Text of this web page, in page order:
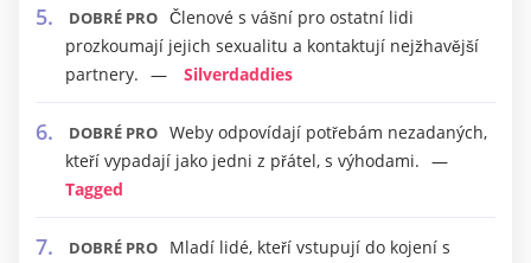
DOBRÉ PRO Členové s vášní pro ostatní lidi
prozkoumají jejich sexualitu a kontaktují nejžhavější
partnery.
Silverdaddies
DOBRÉ PRO Weby odpovídají potřebám nezadaných,
kteří vypadají jako jedni z přátel, s výhodami.
Tagged
DOBRÉ PRO
Mladí lidé, kteří vstupují do kojení s